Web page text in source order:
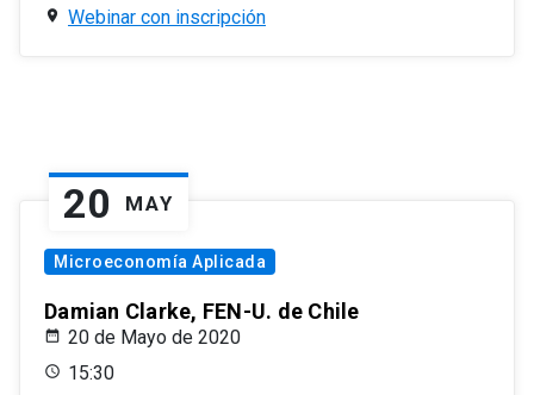
Webinar con inscripción
20 MAY
Microeconomía Aplicada
Damian Clarke, FEN-U. de Chile
20 de Mayo de 2020
15:30